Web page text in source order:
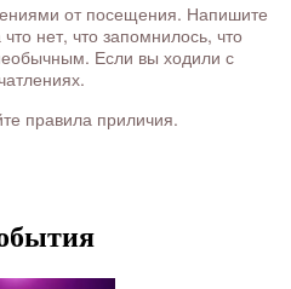
от посещения. Напишите
нет, что запомнилось, что
Если вы ходили с
правила приличия.